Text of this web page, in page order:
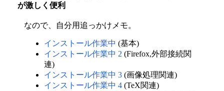
が激しく便利
なので、自分用追っかけメモ。
インストール作業中 (基本)
インストール作業中 2 (Firefox,外部接続関
連)
インストール作業中 3 (画像処理関連)
インストール作業中 4 (TeX関連)